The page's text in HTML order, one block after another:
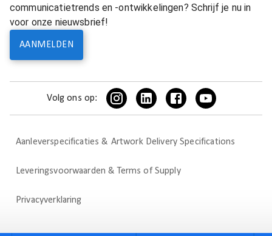
communicatietrends en -ontwikkelingen? Schrijf je nu in
voor onze nieuwsbrief!
AANMELDEN
Volg ons op:
Aanleverspecificaties & Artwork Delivery Specifications
Leveringsvoorwaarden & Terms of Supply
Privacyverklaring